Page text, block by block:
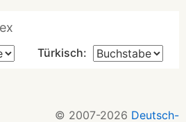
Türkisch:
© 2007-2026 Deutsch-